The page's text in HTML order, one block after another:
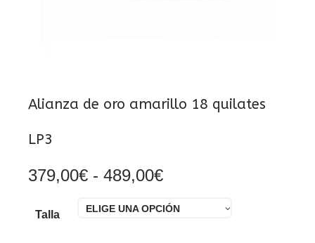
Alianza de oro amarillo 18 quilates
LP3
379,00€ - 489,00€Rango
precios:
desde
Talla ELIGE UNA OPCIÓN